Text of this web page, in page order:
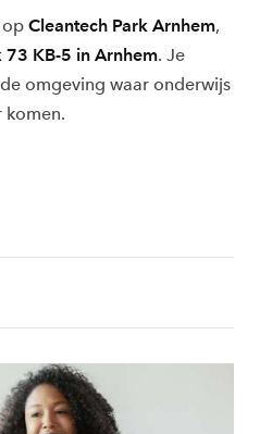
op Cleantech Park Arnhem,
KB-5 in Arnhem. Je
omgeving waar onderwijs
komen.